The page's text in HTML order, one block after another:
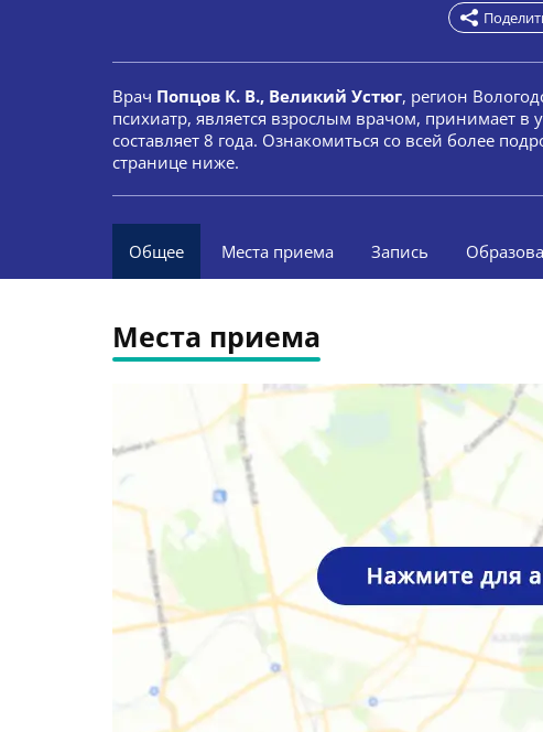
Врач Попцов К. В., Великий Устюг, регион
психиатр, является взрослым врачом, принимает
составляет 8 года. Ознакомиться со всей более
странице ниже.
Общее Места приема Запись
Места приема